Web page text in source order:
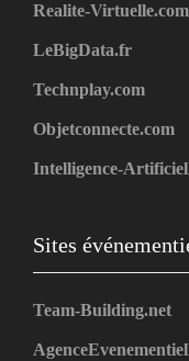
Realite-Virtuelle.com
LeBigData.fr
Technplay.com
Objetconnecte.com
Intelligence-
Sites
Team-Building.net